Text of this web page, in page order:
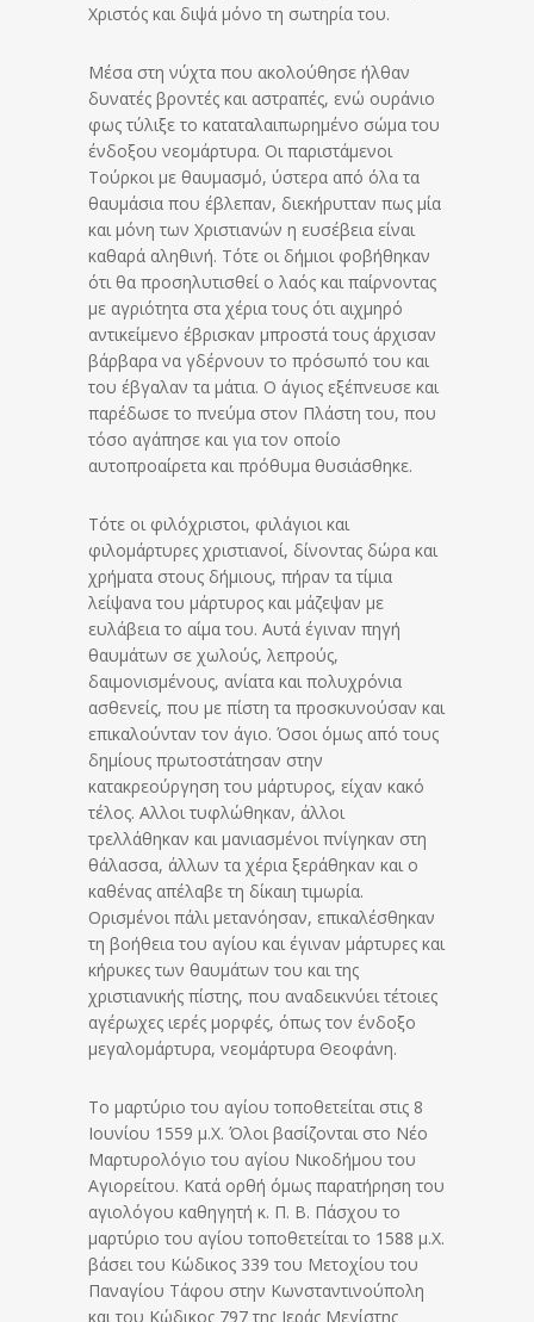
Χριστός και διψά μόνο τη σωτηρία του.
Μέσα στη νύχτα που ακολούθησε ήλθαν
δυνατές βροντές και αστραπές, ενώ ουράνιο
φως τύλιξε το καταταλαιπωρημένο σώμα του
ένδοξου νεομάρτυρα. Οι παριστάμενοι
Τούρκοι με θαυμασμό, ύστερα από όλα τα
θαυμάσια που έβλεπαν, διεκήρυτταν πως μία
και μόνη των Χριστιανών η ευσέβεια είναι
καθαρά αληθινή. Τότε οι δήμιοι φοβήθηκαν
ότι θα προσηλυτισθεί ο λαός και παίρνοντας
με αγριότητα στα χέρια τους ότι αιχμηρό
αντικείμενο έβρισκαν μπροστά τους άρχισαν
βάρβαρα να γδέρνουν το πρόσωπό του και
του έβγαλαν τα μάτια. Ο άγιος εξέπνευσε και
παρέδωσε το πνεύμα στον Πλάστη του, που
τόσο αγάπησε και για τον οποίο
αυτοπροαίρετα και πρόθυμα θυσιάσθηκε.
Τότε οι φιλόχριστοι, φιλάγιοι και
φιλομάρτυρες χριστιανοί, δίνοντας δώρα και
χρήματα στους δήμιους, πήραν τα τίμια
λείψανα του μάρτυρος και μάζεψαν με
ευλάβεια το αίμα του. Αυτά έγιναν πηγή
θαυμάτων σε χωλούς, λεπρούς,
δαιμονισμένους, ανίατα και πολυχρόνια
ασθενείς, που με πίστη τα προσκυνούσαν και
επικαλούνταν τον άγιο. Όσοι όμως από τους
δημίους πρωτοστάτησαν στην
κατακρεούργηση του μάρτυρος, είχαν κακό
τέλος. Αλλοι τυφλώθηκαν, άλλοι
τρελλάθηκαν και μανιασμένοι πνίγηκαν στη
θάλασσα, άλλων τα χέρια ξεράθηκαν και ο
καθένας απέλαβε τη δίκαιη τιμωρία.
Ορισμένοι πάλι μετανόησαν, επικαλέσθηκαν
τη βοήθεια του αγίου και έγιναν μάρτυρες και
κήρυκες των θαυμάτων του και της
χριστιανικής πίστης, που αναδεικνύει τέτοιες
αγέρωχες ιερές μορφές, όπως τον ένδοξο
μεγαλομάρτυρα, νεομάρτυρα Θεοφάνη.
Το μαρτύριο του αγίου τοποθετείται στις 8
Ιουνίου 1559 μ.Χ. Όλοι βασίζονται στο Νέο
Μαρτυρολόγιο του αγίου Νικοδήμου του
Αγιορείτου. Κατά ορθή όμως παρατήρηση του
αγιολόγου καθηγητή κ. Π. Β. Πάσχου το
μαρτύριο του αγίου τοποθετείται το 1588 μ.Χ.
βάσει του Κώδικος 339 του Μετοχίου του
Παναγίου Τάφου στην Κωνσταντινούπολη
και του Κώδικος 797 της Ιεράς Μεγίστης